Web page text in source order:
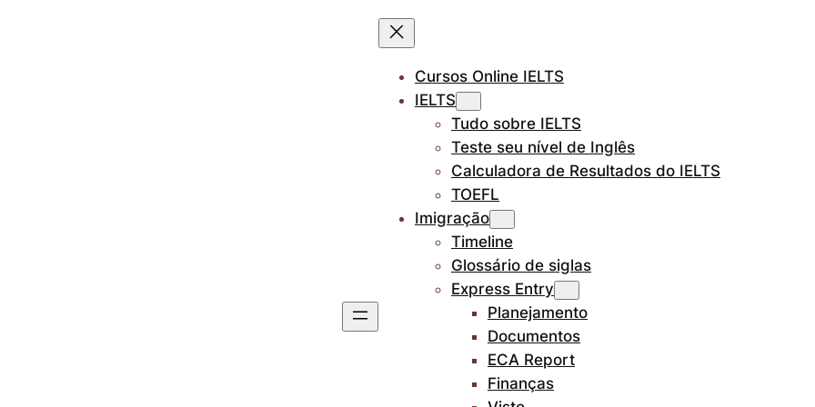
Cursos Online IELTS
IELTS
Tudo sobre IELTS
Teste seu nível de Inglês
Calculadora de Resultados do IELTS
TOEFL
Imigração
Timeline
Glossário de siglas
Express Entry
Planejamento
Documentos
ECA Report
Finanças